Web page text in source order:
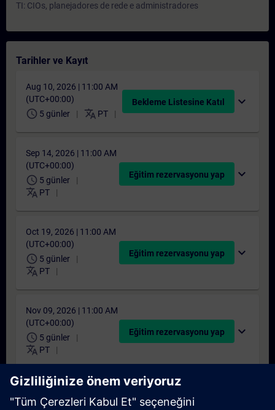
TI: CIOs, planejadores de rede e administradores
Tarihler ve Kayıt
Aug 10, 2026 | 11:00 AM
(UTC+00:00)
schedule 5 günler translate PT
Bekleme Listesine Katıl expand_more
Sep 14, 2026 | 11:00 AM
(UTC+00:00)
schedule 5 günler
translate PT
Eğitim rezervasyonu yap expand_more
Oct 19, 2026 | 11:00 AM
(UTC+00:00)
schedule 5 günler
translate PT
Eğitim rezervasyonu yap expand_more
Nov 09, 2026 | 11:00 AM
(UTC+00:00)
schedule 5 günler
translate PT
Eğitim rezervasyonu yap expand_more
Dec 14, 2026 | 11:00 AM
(UTC+00:00)